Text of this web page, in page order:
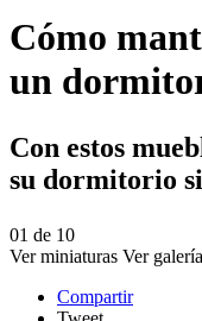
Cómo
un
Con estos
su dormitorio
01 de 10
Ver miniaturas Ver galería
Compartir